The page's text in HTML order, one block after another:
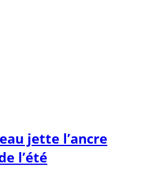
jette l’ancre
l’été